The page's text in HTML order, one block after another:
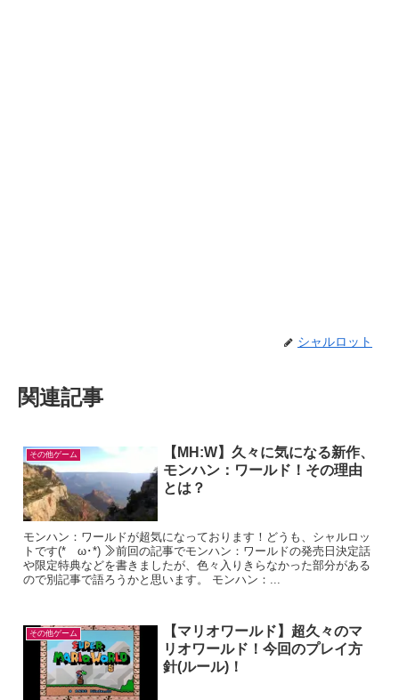
シャルロット
関連記事
その他ゲーム
【MH:W】久々に気になる新作、
モンハン：ワールド！その理由
とは？
モンハン：ワールドが超気になっております！どうも、シャルロッ
トです(*ゝω･*) ≫前回の記事でモンハン：ワールドの発売日決定話
や限定特典などを書きましたが、色々入りきらなかった部分がある
ので別記事で語ろうかと思います。 モンハン：...
その他ゲーム
【マリオワールド】超久々のマ
リオワールド！今回のプレイ方
針(ルール)！